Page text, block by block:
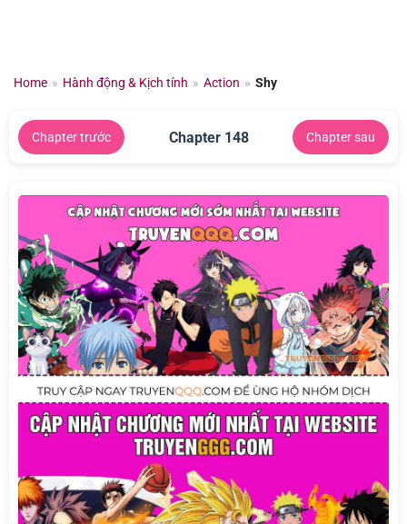
dungHome » Hành động & Kịch tính » Action » Shy
Chapter trước Chapter 148 Chapter sau